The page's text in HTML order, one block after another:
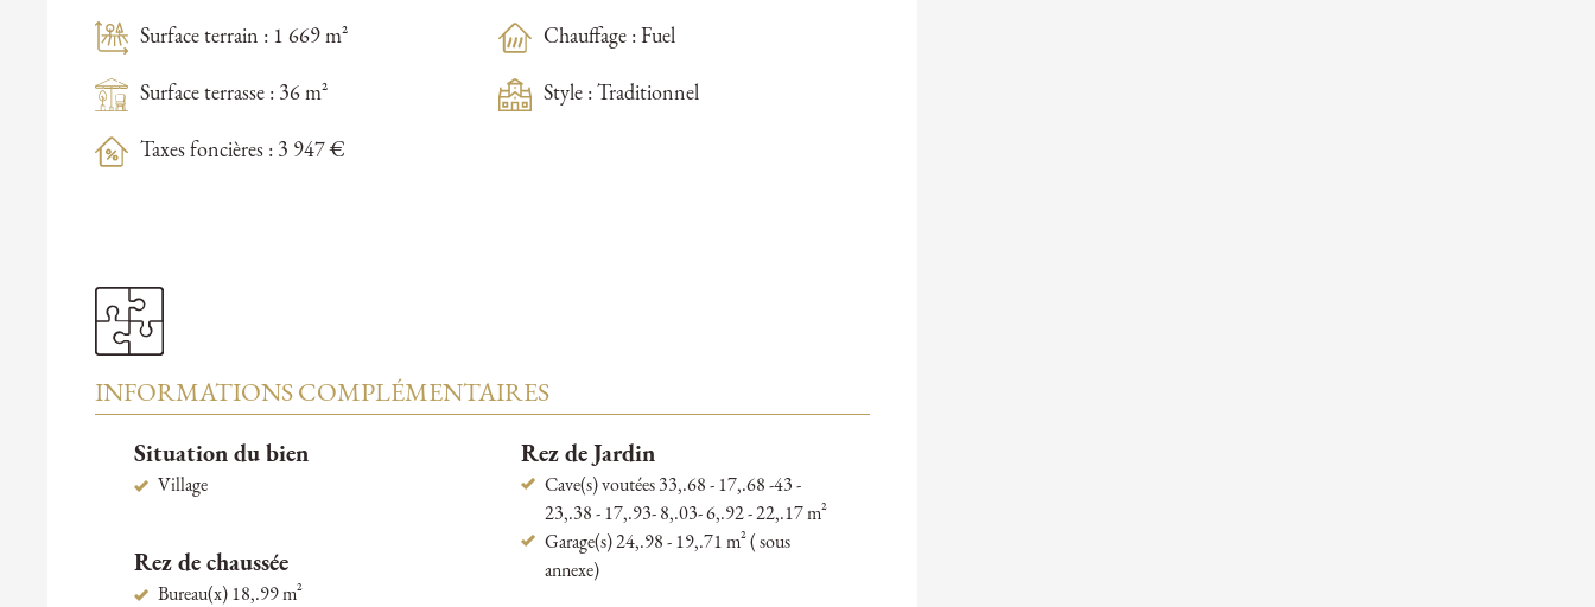
Surface terrain : 1 669 m²
Surface terrasse : 36 m²
Taxes foncières : 3 947 €
Chauffage : Fuel
Style : Traditionnel
INFORMATIONS COMPLÉMENTAIRES
Situation du bien
Village
Rez de chaussée
Bureau(x) 18,.99 m²
Rez de Jardin
Cave(s) voutées 33,.68 - 17,.68 -43 -
23,.38 - 17,.93- 8,.03- 6,.92 - 22,.17 m²
Garage(s) 24,.98 - 19,.71 m² ( sous
annexe)